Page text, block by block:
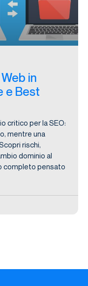
in
e Best
critico per la SEO:
mentre una
rischi,
dominio al
completo pensato